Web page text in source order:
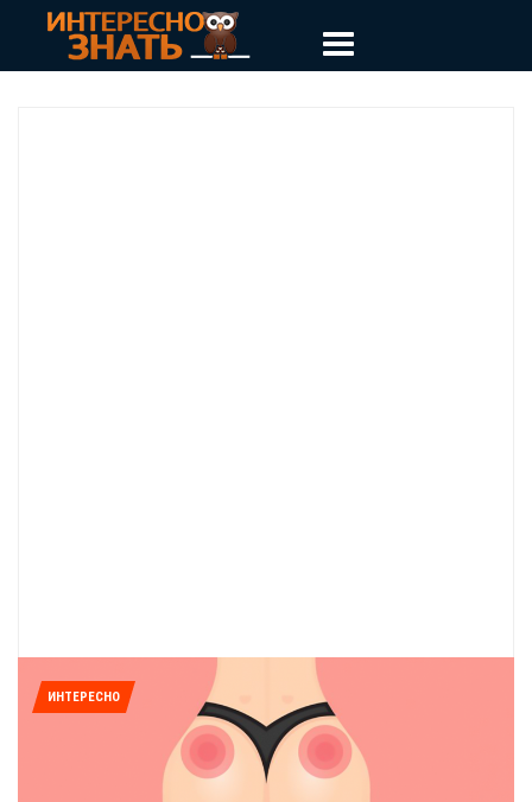
ИНТЕРЕСНО